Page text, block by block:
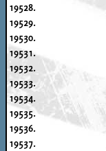
19528.
19529.
19530.
19531.
19532.
19533.
19534.
19535.
19536.
19537.